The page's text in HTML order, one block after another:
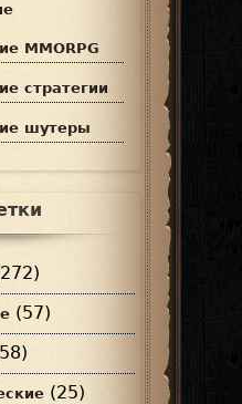
MMORPG
стратегии
шутеры
(57)
(25)